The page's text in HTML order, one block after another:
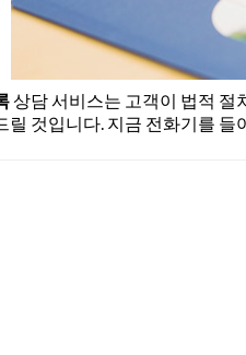
상담 서비스는 고객이 법적 절
릴 것입니다. 지금 전화기를